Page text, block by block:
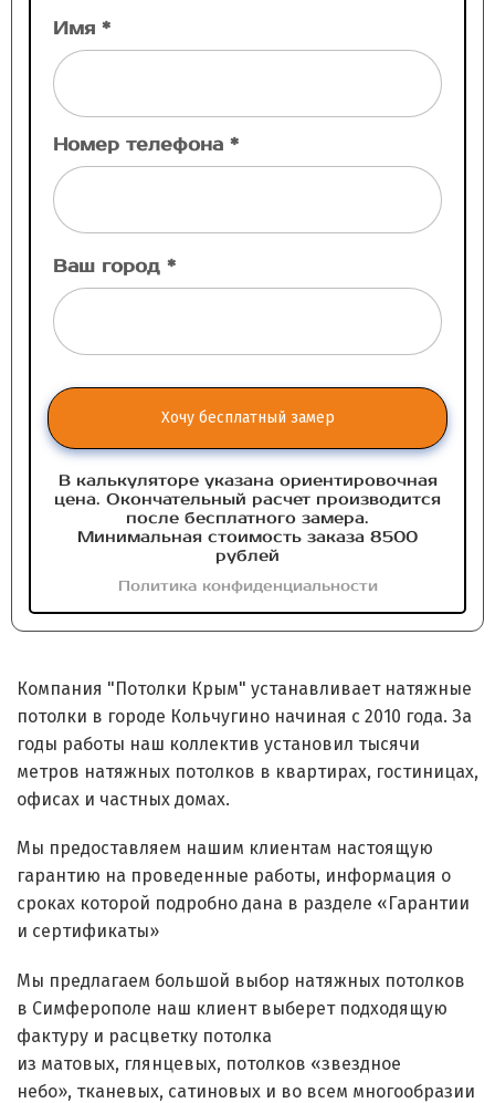
Имя *
Номер телефона *
Ваш город *
Хочу бесплатный замер
В калькуляторе указана ориентировочная
цена. Окончательный расчет производится
после бесплатного замера.
Минимальная стоимость заказа 8500
рублей
Политика конфиденциальности
Компания "Потолки Крым" устанавливает натяжные
потолки в городе Кольчугино начиная с 2010 года. За
годы работы наш коллектив установил тысячи
метров натяжных потолков в квартирах, гостиницах,
офисах и частных домах.
Мы предоставляем нашим клиентам настоящую
гарантию на проведенные работы, информация о
сроках которой подробно дана в разделе «Гарантии
и сертификаты»
Мы предлагаем большой выбор натяжных потолков
в Симферополе наш клиент выберет подходящую
фактуру и расцветку потолка
из матовых, глянцевых, потолков «звездное
небо», тканевых, сатиновых и во всем многообразии